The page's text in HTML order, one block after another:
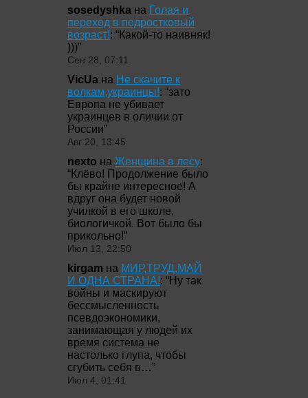
sosedyshka на Голая и
переход в подростковый
возраст!: “Какой-то наивняк!
)))”
Сен 28, 07:11
VicUa на Не скачите к
волкам,украинцы!: “зато
Европа не убивает
украинцев в оличии от
России”
Авг 20, 13:45
nexto на Женщина в лесу:
“Клёво! Продолжение было
бы крайне интересное! А
вдруг она будет новой
училкой в его школе,
биологичкой. Вот было бы
прикольно!”
Июл 13, 22:50
kirgam на МИР,ТРУД,МАЙ
И ОДНА СТРАНА!: “Ну так
войны и маскируют
бессмысленность
псевдоэкономики,
занимающая у людей их
время система не
настолько глупа, чтобы
сгубить себя в…”
Июл 4, 01:41